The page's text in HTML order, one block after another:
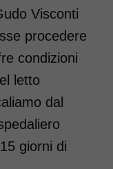
Visconti
procedere
condizioni
letto
dal
giorni di